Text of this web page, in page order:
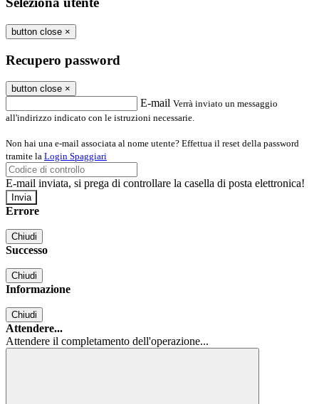
button close ×
Recupero password
button close ×
E-mail Verrà inviato un messaggio
all'indirizzo indicato con le istruzioni necessarie.
Non hai una e-mail associata al nome utente? Effettua il reset della password
tramite la Login Spaggiari
E-mail inviata, si prega di controllare la casella di posta elettronica!
Errore
Chiudi
Successo
Chiudi
Informazione
Chiudi
Attendere...
Attendere il completamento dell'operazione...